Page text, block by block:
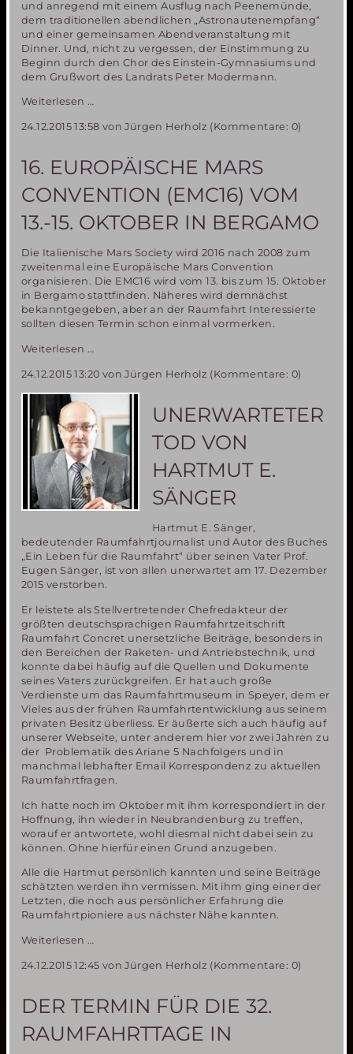
und anregend mit einem Ausflug nach Peenemünde,
dem traditionellen abendlichen „Astronautenempfang“
und einer gemeinsamen Abendveranstaltung mit
Dinner. Und, nicht zu vergessen, der Einstimmung zu
Beginn durch den Chor des Einstein-Gymnasiums und
dem Grußwort des Landrats Peter Modermann.
Weiterlesen …
den
Raumfahrttagen
in
Neubrandenburg
24.12.2015 13:58 von Jürgen Herholz (Kommentare: 0)
16. EUROPÄISCHE MARS
CONVENTION (EMC16) VOM
13.-15. OKTOBER IN BERGAMO
Die Italienische Mars Society wird 2016 nach 2008 zum
zweitenmal eine Europäische Mars Convention
organisieren. Die EMC16 wird vom 13. bis zum 15. Oktober
in Bergamo stattfinden. Näheres wird demnächst
bekanntgegeben, aber an der Raumfahrt Interessierte
sollten diesen Termin schon einmal vormerken.
Weiterlesen …
Mars
Convention
vom
13.-15.
Oktober
in
Bergamo
24.12.2015 13:20 von Jürgen Herholz (Kommentare: 0)
UNERWARTETER
TOD VON
HARTMUT E.
SÄNGER
Hartmut E. Sänger,
bedeutender Raumfahrtjournalist und Autor des Buches
„Ein Leben für die Raumfahrt“ über seinen Vater Prof.
Eugen Sänger, ist von allen unerwartet am 17. Dezember
2015 verstorben.
Er leistete als Stellvertretender Chefredakteur der
größten deutschsprachigen Raumfahrtzeitschrift
Raumfahrt Concret unersetzliche Beiträge, besonders in
den Bereichen der Raketen- und Antriebstechnik, und
konnte dabei häufig auf die Quellen und Dokumente
seines Vaters zurückgreifen. Er hat auch große
Verdienste um das Raumfahrtmuseum in Speyer, dem er
Vieles aus der frühen Raumfahrtentwicklung aus seinem
privaten Besitz überliess. Er äußerte sich auch häufig auf
unserer Webseite, unter anderem hier vor zwei Jahren zu
der Problematik des Ariane 5 Nachfolgers und in
manchmal lebhafter Email Korrespondenz zu aktuellen
Raumfahrtfragen.
Ich hatte noch im Oktober mit ihm korrespondiert in der
Hoffnung, ihn wieder in Neubrandenburg zu treffen,
worauf er antwortete, wohl diesmal nicht dabei sein zu
können. Ohne hierfür einen Grund anzugeben.
Alle die Hartmut persönlich kannten und seine Beiträge
schätzten werden ihn vermissen. Mit ihm ging einer der
Letzten, die noch aus persönlicher Erfahrung die
Raumfahrtpioniere aus nächster Nähe kannten.
Weiterlesen …
von
E.
Sänger
24.12.2015 12:45 von Jürgen Herholz (Kommentare: 0)
DER TERMIN FÜR DIE 32.
RAUMFAHRTTAGE IN